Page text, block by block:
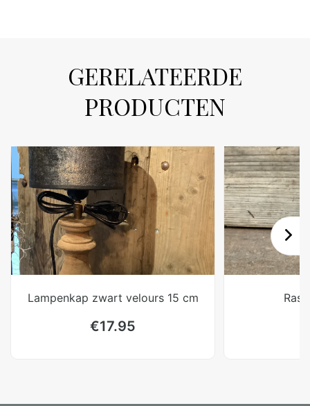
GERELATEERDE
PRODUCTEN
Lampenkap zwart velours 15 cm
€17.95